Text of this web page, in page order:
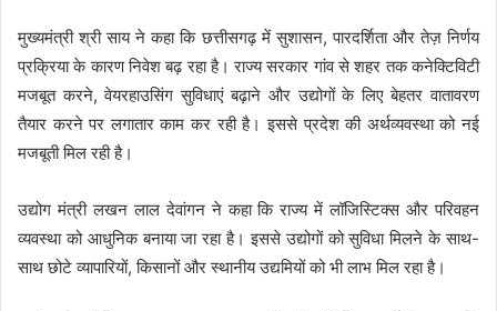
मुख्यमंत्री श्री साय ने कहा कि छत्तीसगढ़ में सुशासन, पारदर्शिता और तेज़ निर्णय
प्रक्रिया के कारण निवेश बढ़ रहा है। राज्य सरकार गांव से शहर तक कनेक्टिविटी
मजबूत करने, वेयरहाउसिंग सुविधाएं बढ़ाने और उद्योगों के लिए बेहतर वातावरण
तैयार करने पर लगातार काम कर रही है। इससे प्रदेश की अर्थव्यवस्था को नई
मजबूती मिल रही है।
उद्योग मंत्री लखन लाल देवांगन ने कहा कि राज्य में लॉजिस्टिक्स और परिवहन
व्यवस्था को आधुनिक बनाया जा रहा है। इससे उद्योगों को सुविधा मिलने के साथ-
साथ छोटे व्यापारियों, किसानों और स्थानीय उद्यमियों को भी लाभ मिल रहा है।